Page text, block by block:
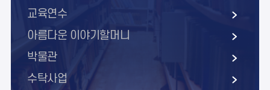
교육연수
아름다운 이야기할머니
박물관
수탁사업